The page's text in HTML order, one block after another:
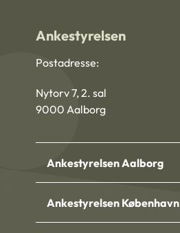
Ankestyrelsen
Postadresse:
Nytorv 7, 2. sal
9000 Aalborg
Ankestyrelsen Aalborg
Ankestyrelsen København